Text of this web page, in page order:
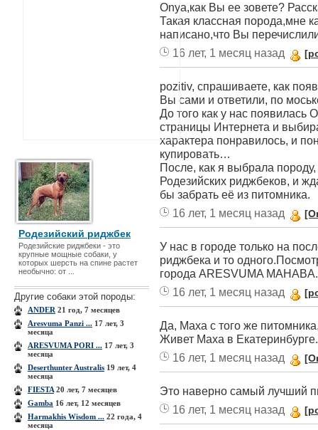
Родезийский риджбек
Родезийские риджбеки - это
крупные мощные собаки, у
которых шерсть на спине растет
необычно: от ...
Другие собаки этой породы:
ANDER 21 год, 7 месяцев
Aresvuma Panzi ... 17 лет, 3
месяца
ARESVUMA PORI ... 17 лет, 3
месяца
Deserthunter Australis 19 лет, 4
месяца
FIESTA 20 лет, 7 месяцев
Gamba 16 лет, 12 месяцев
Harmakhis Wisdom ... 22 года, 4
месяца
Onya,как Вы ее зовете?
Такая классная порода,мне
написано,что Вы
16 лет, 1 месяц назад
pozitiv, спрашиваете, как
Вы сами и ответили, по
До того как у нас появилась
страницы Интернета и
характера понравилось, и
купировать…
После, как я выбрала
Родезийских риджбеков, и
бы забрать её из питомника.
16 лет, 1 месяц назад
У нас в городе только на
риджбека и то
города ARESVUMA
16 лет, 1 месяц назад
Да, Маха с того же
Живет Маха в Екатеринбурге.
16 лет, 1 месяц назад
Это наверно самый лучший
16 лет, 1 месяц назад